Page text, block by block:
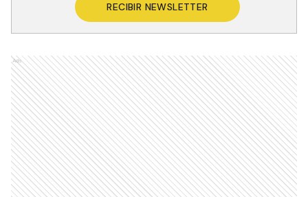
RECIBIR NEWSLETTER
Ads